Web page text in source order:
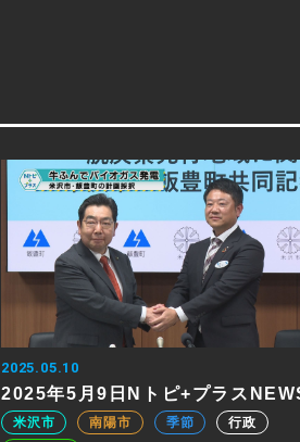
2025.05.10
2025年5月9日Nトピ+プラス
米沢市 南陽市 季節
行政